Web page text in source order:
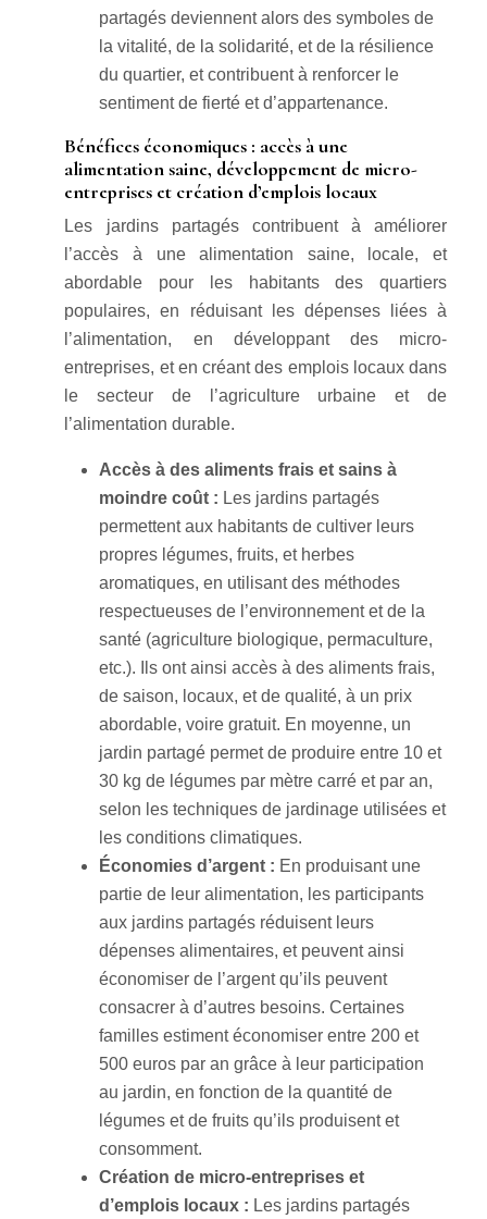
partagés deviennent alors des symboles de
la vitalité, de la solidarité, et de la résilience
du quartier, et contribuent à renforcer le
sentiment de fierté et d’appartenance.
Bénéfices économiques : accès à une
alimentation saine, développement de micro-
entreprises et création d’emplois locaux
Les jardins partagés contribuent à améliorer
l’accès à une alimentation saine, locale, et
abordable pour les habitants des quartiers
populaires, en réduisant les dépenses liées à
l’alimentation, en développant des micro-
entreprises, et en créant des emplois locaux dans
le secteur de l’agriculture urbaine et de
l’alimentation durable.
Accès à des aliments frais et sains à
moindre coût : Les jardins partagés
permettent aux habitants de cultiver leurs
propres légumes, fruits, et herbes
aromatiques, en utilisant des méthodes
respectueuses de l’environnement et de la
santé (agriculture biologique, permaculture,
etc.). Ils ont ainsi accès à des aliments frais,
de saison, locaux, et de qualité, à un prix
abordable, voire gratuit. En moyenne, un
jardin partagé permet de produire entre 10 et
30 kg de légumes par mètre carré et par an,
selon les techniques de jardinage utilisées et
les conditions climatiques.
Économies d’argent : En produisant une
partie de leur alimentation, les participants
aux jardins partagés réduisent leurs
dépenses alimentaires, et peuvent ainsi
économiser de l’argent qu’ils peuvent
consacrer à d’autres besoins. Certaines
familles estiment économiser entre 200 et
500 euros par an grâce à leur participation
au jardin, en fonction de la quantité de
légumes et de fruits qu’ils produisent et
consomment.
Création de micro-entreprises et
d’emplois locaux : Les jardins partagés